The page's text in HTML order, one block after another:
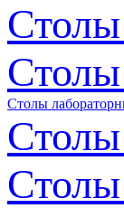
Столы
Столы